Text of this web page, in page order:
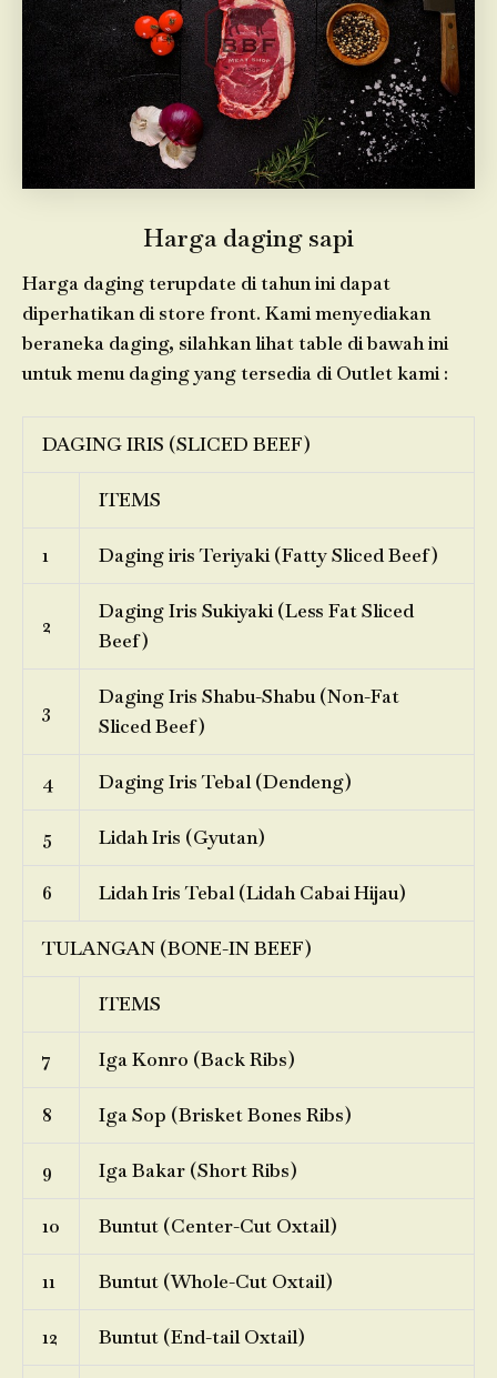
Harga daging sapi
Harga daging terupdate di tahun ini dapat
diperhatikan di store front. Kami menyediakan
beraneka daging, silahkan lihat table di bawah ini
untuk menu daging yang tersedia di Outlet kami :
DAGING IRIS (SLICED BEEF)
ITEMS
1 Daging iris Teriyaki (Fatty Sliced Beef)
2
Daging Iris Sukiyaki (Less Fat Sliced
Beef)
3
Daging Iris Shabu-Shabu (Non-Fat
Sliced Beef)
4 Daging Iris Tebal (Dendeng)
5 Lidah Iris (Gyutan)
6 Lidah Iris Tebal (Lidah Cabai Hijau)
TULANGAN (BONE-IN BEEF)
ITEMS
7 Iga Konro (Back Ribs)
8 Iga Sop (Brisket Bones Ribs)
9 Iga Bakar (Short Ribs)
10 Buntut (Center-Cut Oxtail)
11 Buntut (Whole-Cut Oxtail)
12 Buntut (End-tail Oxtail)